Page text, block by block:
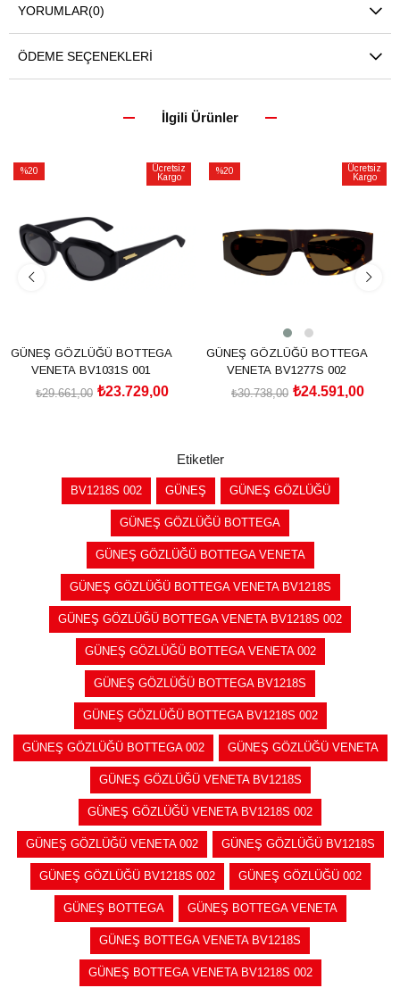
YORUMLAR(0)
ÖDEME SEÇENEKLERI
İlgili Ürünler
%20
Ücretsiz
Kargo
GÜNEŞ GÖZLÜĞÜ BOTTEGA
VENETA BV1031S 001
₺23.729,00
₺29.661,00
%20
Ücretsiz
Kargo
GÜNEŞ GÖZLÜĞÜ BOTTEGA
VENETA BV1277S 002
₺24.591,00
₺30.738,00
Etiketler
BV1218S 002 GÜNEŞ GÜNEŞ GÖZLÜĞÜ
GÜNEŞ GÖZLÜĞÜ BOTTEGA
GÜNEŞ GÖZLÜĞÜ BOTTEGA VENETA
GÜNEŞ GÖZLÜĞÜ BOTTEGA VENETA BV1218S
GÜNEŞ GÖZLÜĞÜ BOTTEGA VENETA BV1218S 002
GÜNEŞ GÖZLÜĞÜ BOTTEGA VENETA 002
GÜNEŞ GÖZLÜĞÜ BOTTEGA BV1218S
GÜNEŞ GÖZLÜĞÜ BOTTEGA BV1218S 002
GÜNEŞ GÖZLÜĞÜ BOTTEGA 002 GÜNEŞ GÖZLÜĞÜ VENETA
GÜNEŞ GÖZLÜĞÜ VENETA BV1218S
GÜNEŞ GÖZLÜĞÜ VENETA BV1218S 002
GÜNEŞ GÖZLÜĞÜ VENETA 002 GÜNEŞ GÖZLÜĞÜ BV1218S
GÜNEŞ GÖZLÜĞÜ BV1218S 002 GÜNEŞ GÖZLÜĞÜ 002
GÜNEŞ BOTTEGA GÜNEŞ BOTTEGA VENETA
GÜNEŞ BOTTEGA VENETA BV1218S
GÜNEŞ BOTTEGA VENETA BV1218S 002